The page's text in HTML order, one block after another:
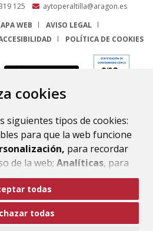
cookies
siguientes tipos de cookies:
para que la web funcione
para recordar
de la web; Analíticas, para
de la web y sus servicios.
botón“Aceptar todas”
su uso. Si pulsa el botón
todas
todas
125
aytoperaltilla@aragon.es
WEB
AVISO LEGAL
POLÍTICA DE COOKIES